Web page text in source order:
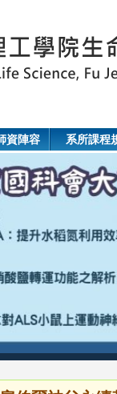
資陣容 系所課程